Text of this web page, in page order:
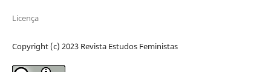
Licença
Copyright (c) 2023 Revista Estudos Feministas